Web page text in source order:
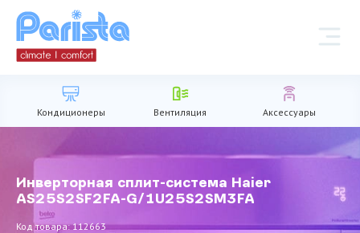
Кондиционеры Вентиляция Аксессуары
Инверторная сплит-система Haier
AS25S2SF2FA-G/1U25S2SM3FA
Код товара: 112663